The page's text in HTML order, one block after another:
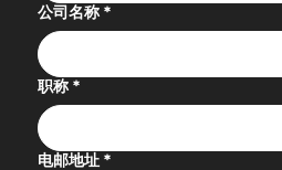
公司名称 *
职称 *
电邮地址 *